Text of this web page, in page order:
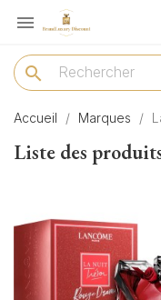
menu
search
Accueil Marques
Liste des